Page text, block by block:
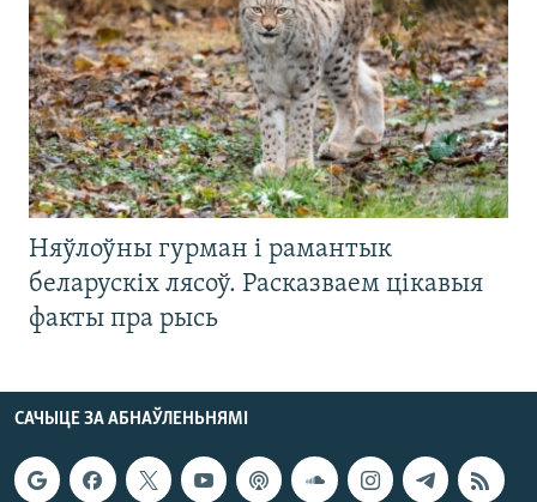
Няўлоўны гурман і рамантык
беларускіх лясоў. Расказваем цікавыя
факты пра рысь
САЧЫЦЕ ЗА АБНАЎЛЕНЬНЯМІ